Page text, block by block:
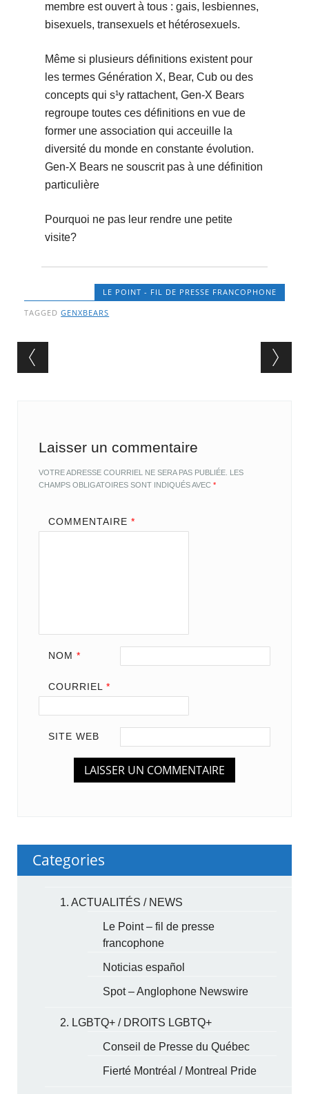
membre est ouvert à tous : gais, lesbiennes,
bisexuels, transexuels et hétérosexuels.
Même si plusieurs définitions existent pour
les termes Génération X, Bear, Cub ou des
concepts qui s¹y rattachent, Gen-X Bears
regroupe toutes ces définitions en vue de
former une association qui acceuille la
diversité du monde en constante évolution.
Gen-X Bears ne souscrit pas à une définition
particulière
Pourquoi ne pas leur rendre une petite
visite?
LE POINT - FIL DE PRESSE FRANCOPHONE
TAGGEDGENXBEARS
Post navigation
Laisser un commentaire
VOTRE ADRESSE COURRIEL NE SERA PAS PUBLIÉE. LES
CHAMPS OBLIGATOIRES SONT INDIQUÉS AVEC*
COMMENTAIRE *
NOM *
COURRIEL *
SITE WEB
Categories
1. ACTUALITÉS / NEWS
Le Point – fil de presse
francophone
Noticias español
Spot – Anglophone Newswire
2. LGBTQ+ / DROITS LGBTQ+
Conseil de Presse du Québec
Fierté Montréal / Montreal Pride